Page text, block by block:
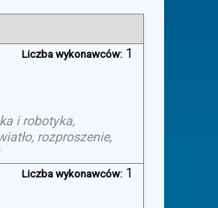
Liczba wykonawców: 1
i robotyka,
rozproszenie,
Liczba wykonawców: 1